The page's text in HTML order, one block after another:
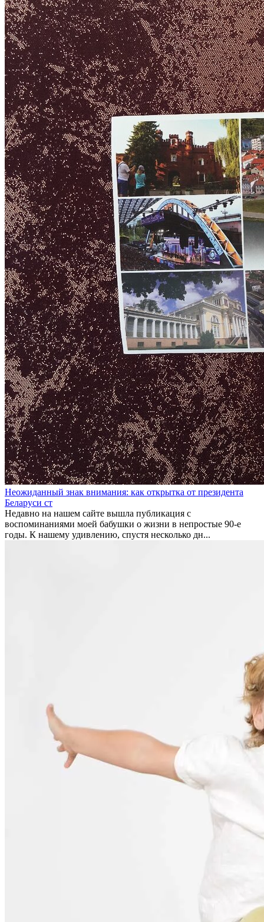
Неожиданный знак внимания: как открытка от президента
Беларуси ст
Недавно на нашем сайте вышла публикация с
воспоминаниями моей бабушки о жизни в непростые 90-е
годы. К нашему удивлению, спустя несколько дн...